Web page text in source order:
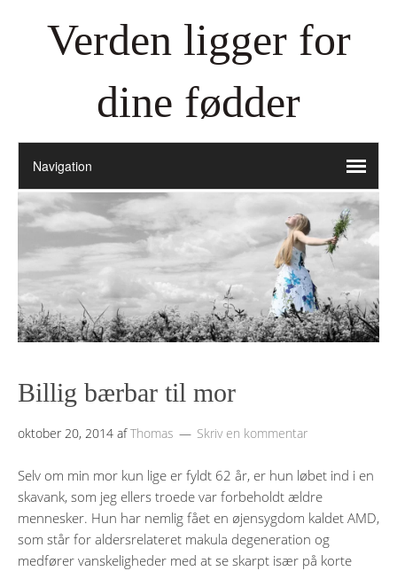
Verden ligger for
dine fødder
Billig bærbar til mor
oktober 20, 2014 afThomas Skriv en kommentar
Selv om min mor kun lige er fyldt 62 år, er hun løbet ind i en
skavank, som jeg ellers troede var forbeholdt ældre
mennesker. Hun har nemlig fået en øjensygdom kaldet AMD,
som står for aldersrelateret makula degeneration og
medfører vanskeligheder med at se skarpt især på korte